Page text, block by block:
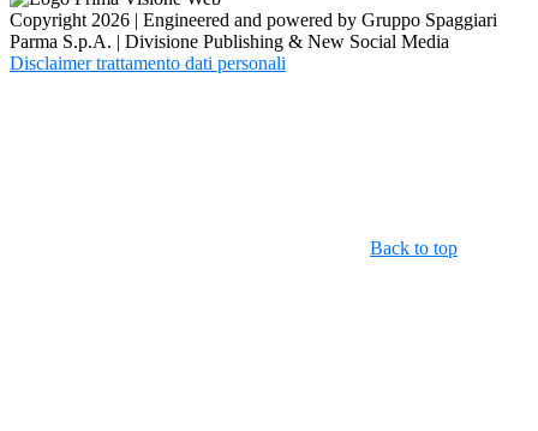
Copyright 2026 | Engineered and powered by Gruppo Spaggiari
Parma S.p.A. | Divisione Publishing & New Social Media
Disclaimer trattamento dati personali
Back to top